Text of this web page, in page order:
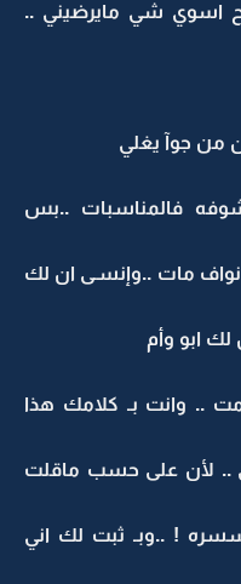
اسوي شي مايرضيني ..
من جوآ يغلي
فالمناسبات ..بس
نواف مات ..وإنسـى ان لك
لك ابو وأم
.. وانت بـ كلامك هذا
.. لأن على حسب ماقلت
! ..وبـ ثبت لك اني